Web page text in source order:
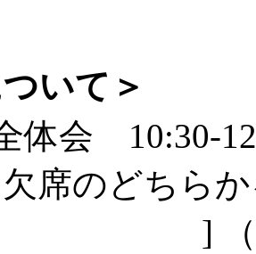
いて＞
全体会
席のどちら
[ ] （卒